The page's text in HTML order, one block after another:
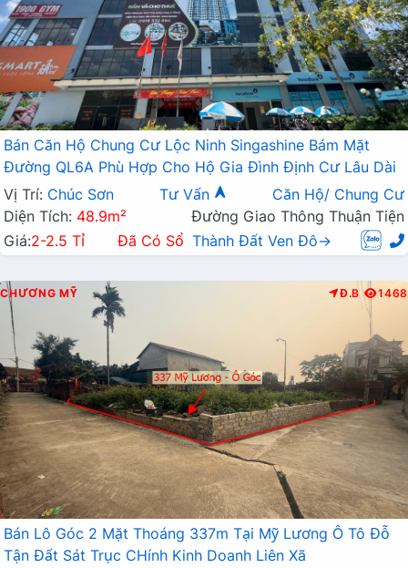
Bán Căn Hộ Chung Cư Lộc Ninh Singashine Bám Mặt
Đường QL6A Phù Hợp Cho Hộ Gia Đình Định Cư Lâu Dài
Vị Trí: Chúc Sơn Tư Vấn
Căn Hộ/ Chung Cư
Diện Tích: 48.9m²
Đường Giao Thông Thuận Tiện
Giá:2-2.5 Tỉ Đã Có Sổ Thành Đất Ven Đô→
CHƯƠNG MỸ Đ.B 1468
Bán Lô Góc 2 Mặt Thoáng 337m Tại Mỹ Lương Ô Tô Đỗ
Tận Đất Sát Trục CHính Kinh Doanh Liên Xã